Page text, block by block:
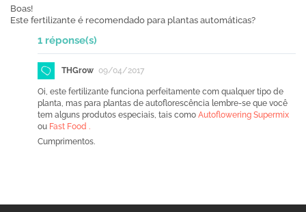
Boas!
Este fertilizante é recomendado para plantas automáticas?
1 réponse(s)
THGrow 09/04/2017
Oi, este fertilizante funciona perfeitamente com qualquer tipo de
planta, mas para plantas de autoflorescência lembre-se que você
tem alguns produtos especiais, tais como Autoflowering Supermix
ou Fast Food .
Cumprimentos.